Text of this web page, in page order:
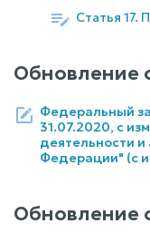
Статья 17.
Обновление
Федеральный
31.07.2020, с
деятельности и
Федерации" (с
Обновление